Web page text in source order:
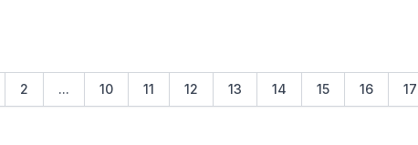
2 ... 10 11 12 13 14 15 16 17